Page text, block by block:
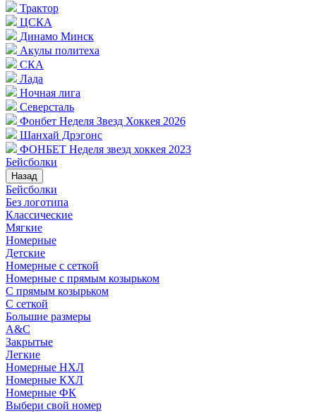
Трактор
ЦСКА
Динамо Минск
Акулы политеха
СКА
Лада
Ночная лига
Северсталь
Фонбет Неделя Звезд Хоккея 2026
Шанхай Дрэгонс
ФОНБЕТ Неделя звезд хоккея 2023
Бейсболки
Назад
Бейсболки
Без логотипа
Классические
Мягкие
Номерные
Детские
Номерные с сеткой
Номерные с прямым козырьком
С прямым козырьком
С сеткой
Большие размеры
A&C
Закрытые
Легкие
Номерные НХЛ
Номерные КХЛ
Номерные ФК
Выбери свой номер